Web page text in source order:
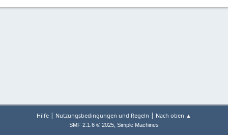
Hilfe | Nutzungsbedingungen und Regeln | Nach oben ▲
SMF 2.1.6 © 2025, Simple Machines